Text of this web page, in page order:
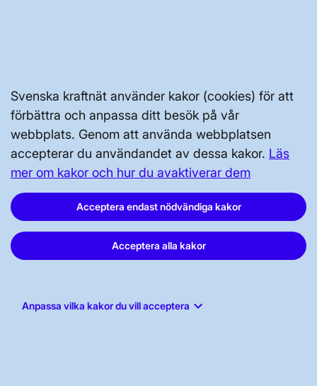
Svenska kraftnät använder kakor (cookies) för att
förbättra och anpassa ditt besök på vår
webbplats. Genom att använda webbplatsen
accepterar du användandet av dessa kakor. Läs
mer om kakor och hur du avaktiverar dem
Acceptera endast nödvändiga kakor
Acceptera alla kakor
Anpassa vilka kakor du vill acceptera keyboard_arrow_down
Sundbyberg
Press och nyheter
Prenumerera
Vår dataskyddspolicy
Tillgänglighetsredogörelse